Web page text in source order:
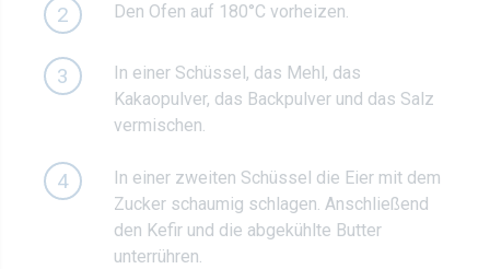
2 Den Ofen auf 180°C vorheizen.
3
In einer Schüssel, das Mehl, das
Kakaopulver, das Backpulver und das Salz
vermischen.
4
In einer zweiten Schüssel die Eier mit dem
Zucker schaumig schlagen. Anschließend
den Kefir und die abgekühlte Butter
unterrühren.